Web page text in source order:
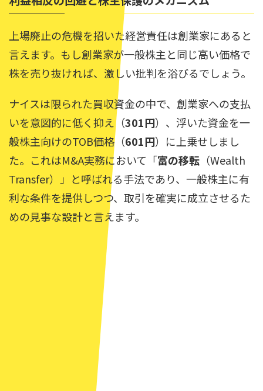
上場廃止の危機を招いた経営責任は創業家にあると
言えます。もし創業家が一般株主と同じ高い価格で
株を売り抜ければ、激しい批判を浴びるでしょう。
ナイスは限られた買収資金の中で、創業家への支払
いを意図的に低く抑え（301円）、浮いた資金を一
般株主向けのTOB価格（601円）に上乗せしまし
た。これはM&A実務において「富の移転 （Wealth
Transfer）」と呼ばれる手法であり、一般株主に有
利な条件を提供しつつ、取引を確実に成立させるた
めの見事な設計と言えます。